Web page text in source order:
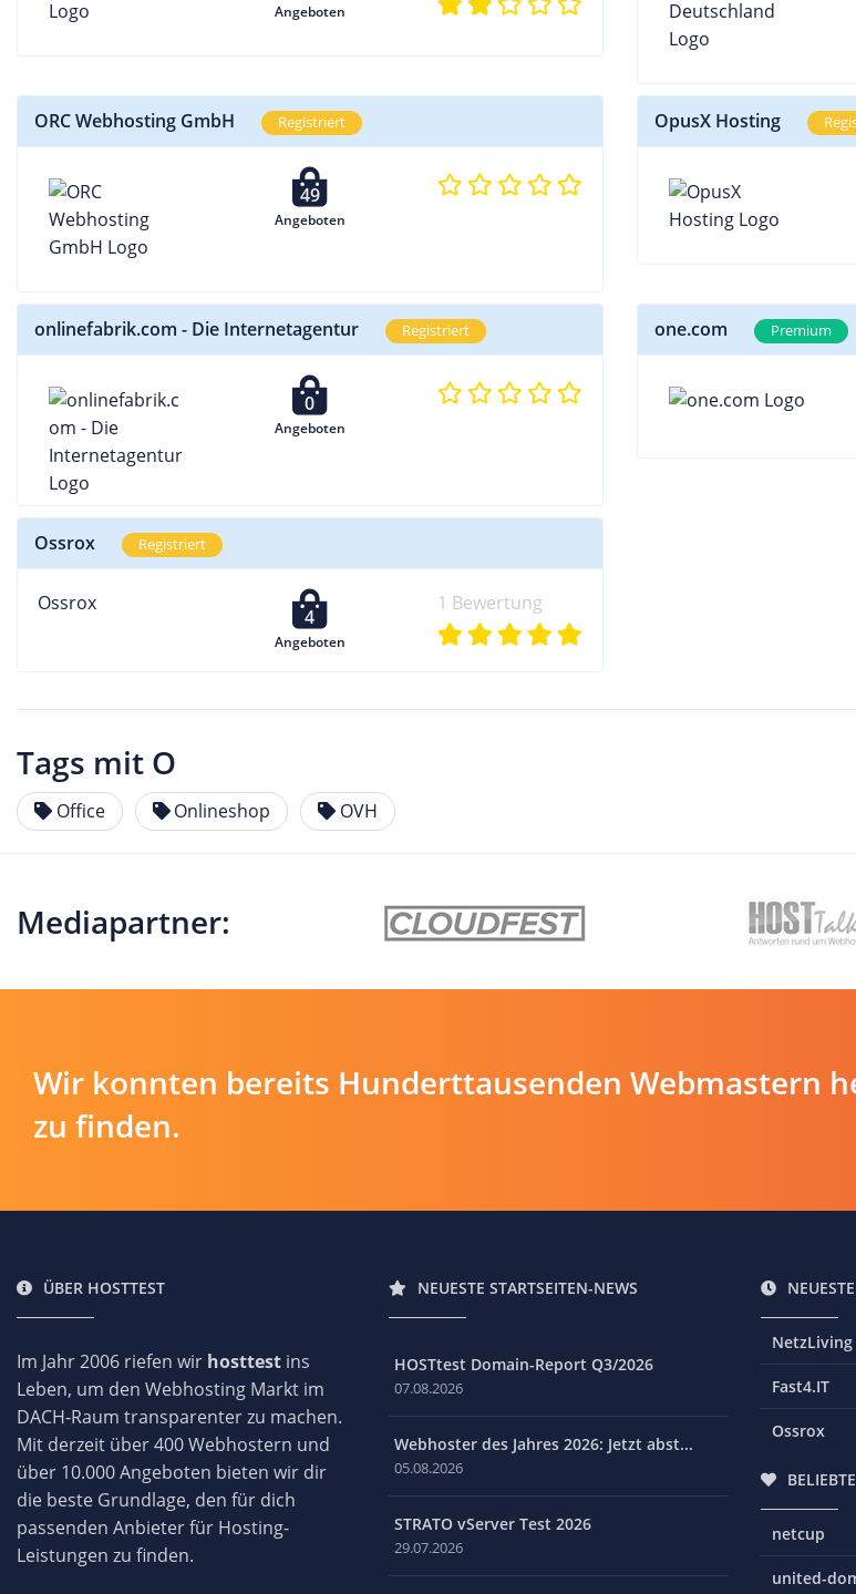
Angeboten
ORC Webhosting GmbH Registriert
49
Angeboten
OpusX Hosting
onlinefabrik.com - Die Internetagentur Registriert
0
Angeboten
one.com Premium
Ossrox Registriert
Ossrox
4
Angeboten
1 Bewertung
Tags mit O
Office Onlineshop OVH
Mediapartner:
Wir konnten bereits Hunderttausenden Webmastern
zu finden.
ÜBER HOSTTEST
Im Jahr 2006 riefen wir hosttest ins
Leben, um den Webhosting Markt im
DACH-Raum transparenter zu machen.
Mit derzeit über 400 Webhostern und
über 10.000 Angeboten bieten wir dir
die beste Grundlage, den für dich
passenden Anbieter für Hosting-
Leistungen zu finden.
NEUESTE STARTSEITEN-NEWS
HOSTtest Domain-Report Q3/2026
07.08.2026
Webhoster des Jahres 2026: Jetzt abst...
05.08.2026
STRATO vServer Test 2026
29.07.2026
NetzLiving
Fast4.IT
Ossrox
netcup
united-